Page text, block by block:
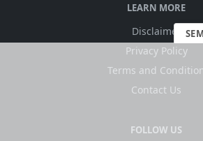
LEARN MORE
Disclaimer
Privacy Policy
Terms and Condition
Contact Us
FOLLOW US